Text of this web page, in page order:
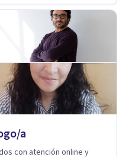
a
con atención online y